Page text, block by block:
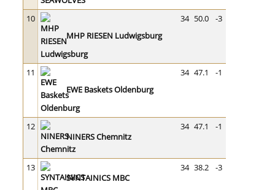
10
MHP RIESEN Ludwigsburg
34 50.0 -3
11
EWE Baskets Oldenburg
34 47.1 -1
12
NINERS Chemnitz
34 47.1 -1
13
SYNTAINICS MBC
34 38.2 -3